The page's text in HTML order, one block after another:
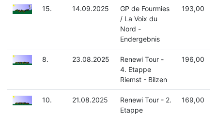
15. 14.09.2025
GP de Fourmies
/ La Voix du
Nord -
Endergebnis
193,00
8. 23.08.2025
Renewi Tour -
4. Etappe
Riemst - Bilzen
196,00
10. 21.08.2025
Renewi Tour - 2.
Etappe
169,00